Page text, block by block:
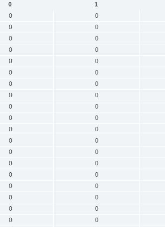
0 1
0 0
0 0
0 0
0 0
0 0
0 0
0 0
0 0
0 0
0 0
0 0
0 0
0 0
0 0
0 0
0 0
0 0
0 0
0 0